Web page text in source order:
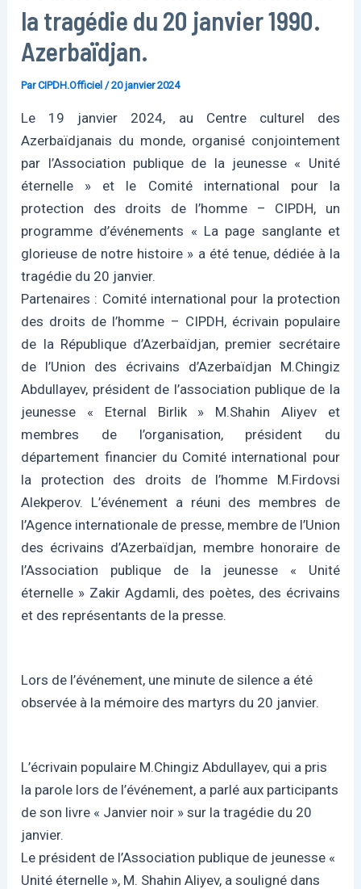
la tragédie du 20 janvier 1990.
Azerbaïdjan.
ParCIPDH.Officiel/20 janvier 2024
Le 19 janvier 2024, au Centre culturel des
Azerbaïdjanais du monde, organisé conjointement
par l’Association publique de la jeunesse « Unité
éternelle » et le Comité international pour la
protection des droits de l’homme – CIPDH, un
programme d’événements « La page sanglante et
glorieuse de notre histoire » a été tenue, dédiée à la
tragédie du 20 janvier.
Partenaires : Comité international pour la protection
des droits de l’homme – CIPDH, écrivain populaire
de la République d’Azerbaïdjan, premier secrétaire
de l’Union des écrivains d’Azerbaïdjan M.Chingiz
Abdullayev, président de l’association publique de la
jeunesse « Eternal Birlik » M.Shahin Aliyev et
membres de l’organisation, président du
département financier du Comité international pour
la protection des droits de l’homme M.Firdovsi
Alekperov. L’événement a réuni des membres de
l’Agence internationale de presse, membre de l’Union
des écrivains d’Azerbaïdjan, membre honoraire de
l’Association publique de la jeunesse « Unité
éternelle » Zakir Agdamli, des poètes, des écrivains
et des représentants de la presse.
Lors de l’événement, une minute de silence a été
observée à la mémoire des martyrs du 20 janvier.
L’écrivain populaire M.Chingiz Abdullayev, qui a pris
la parole lors de l’événement, a parlé aux participants
de son livre « Janvier noir » sur la tragédie du 20
janvier.
Le président de l’Association publique de jeunesse «
Unité éternelle », M. Shahin Aliyev, a souligné dans